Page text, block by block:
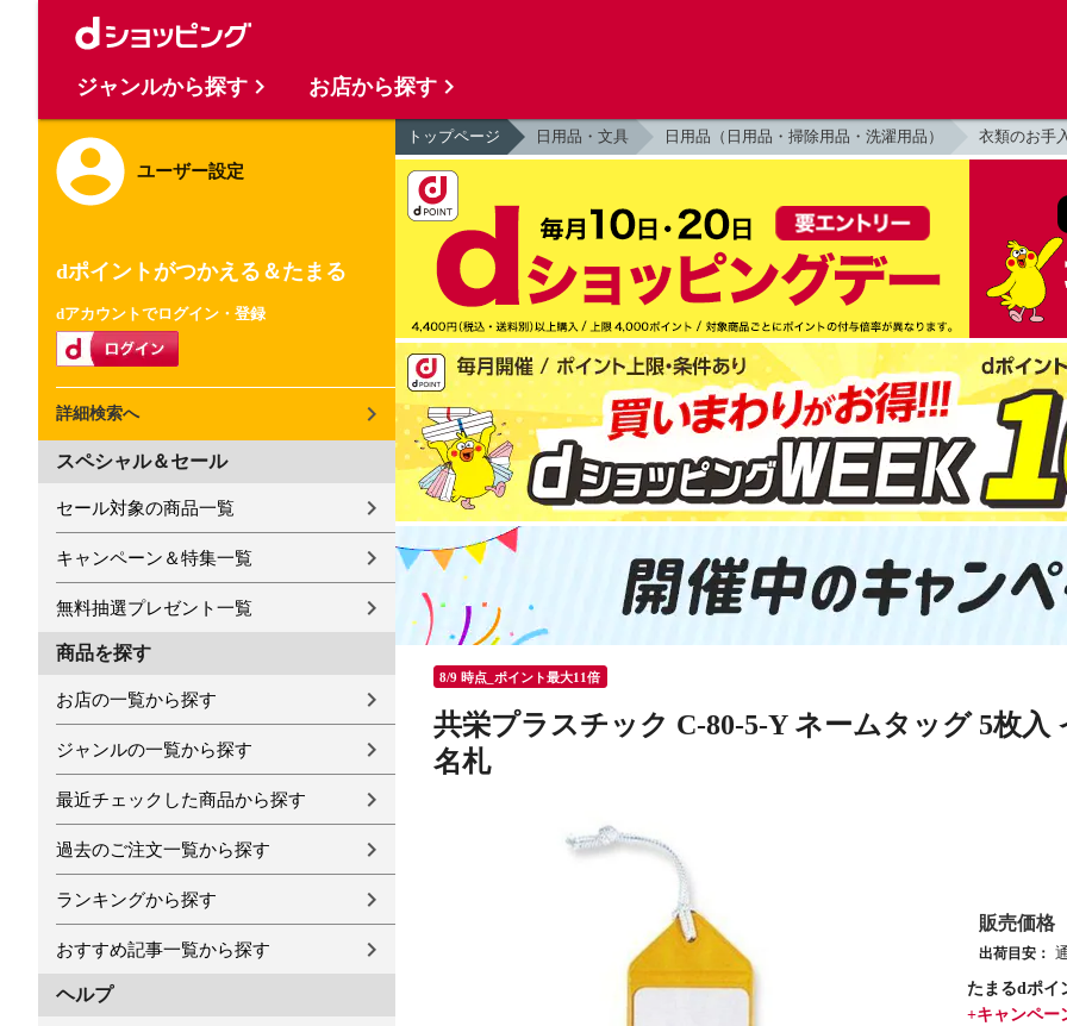
ユーザー設定
dポイントがつかえる＆たまる
dアカウントでログイン・登録
詳細検索へ
スペシャル＆セール
セール対象の商品一覧
キャンペーン＆特集一覧
無料抽選プレゼント一覧
商品を探す
お店の一覧から探す
ジャンルの一覧から探す
最近チェックした商品から探す
過去のご注文一覧から探す
ランキングから探す
おすすめ記事一覧から探す
ヘルプ
トップページ 日用品・文具 日用品（日用品・掃除用品・洗濯用品） 衣類のお手
8/9 時点_ポイント最大11倍
共栄プラスチック C-80-5-Y ネームタッグ 5枚入
名札
販売価格
出荷目安：
たまるdポイ
+キャンペー
ジャンルから探す お店から探す